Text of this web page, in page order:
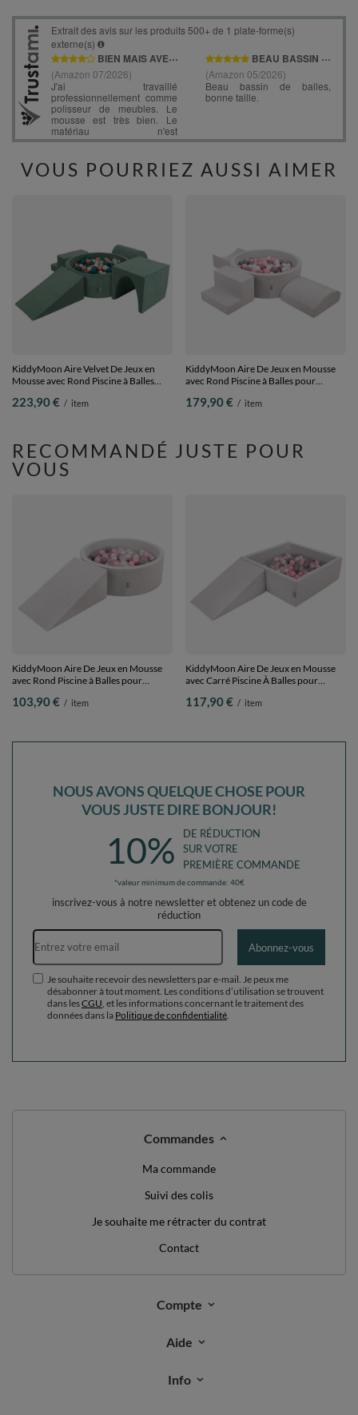
VOUS POURRIEZ AUSSI AIMER
KiddyMoon Aire Velvet De Jeux en
Mousse avec Rond Piscine à Balles
foncé/beige pastel/gris de
223,90 € / item
KiddyMoon Aire De Jeux en Mousse
avec Rond Piscine à Balles pour
poudré, Piscine (200 Balles) + Version
179,90 € / item
RECOMMANDÉ JUSTE POUR
VOUS
KiddyMoon Aire De Jeux en Mousse
avec Rond Piscine à Balles pour
perle/gris/transparent/rose poudré,
103,90 € / item
KiddyMoon Aire De Jeux en Mousse
avec Carré Piscine À Balles pour
perle/gris/transparent/rose poudré,
117,90 € / item
NOUS AVONS QUELQUE CHOSE POUR
VOUS JUSTE DIRE BONJOUR!
10%
DE RÉDUCTION
SUR VOTRE
PREMIÈRE COMMANDE
*valeur minimum de commande: 40€
inscrivez-vous à notre newsletter et obtenez un code de
réduction
Adresse e-mail
Abonnez-vous
Je souhaite recevoir des newsletters par e-mail. Je peux me
désabonner à tout moment. Les conditions d’utilisation se trouvent
dans lesCGU , et les informations concernant le traitement des
données dans la Politique de confidentialité
Commandes
Ma commande
Suivi des colis
Je souhaite me rétracter du contrat
Contact
Compte
Aide
Info